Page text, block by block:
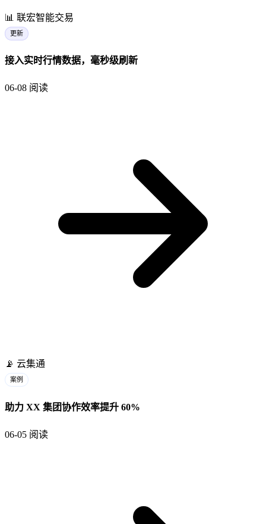
📊 联宏智能交易
更新
接入实时行情数据，毫秒级刷新
06-08 阅读
📡 云集通
案例
助力 XX 集团协作效率提升 60%
06-05 阅读